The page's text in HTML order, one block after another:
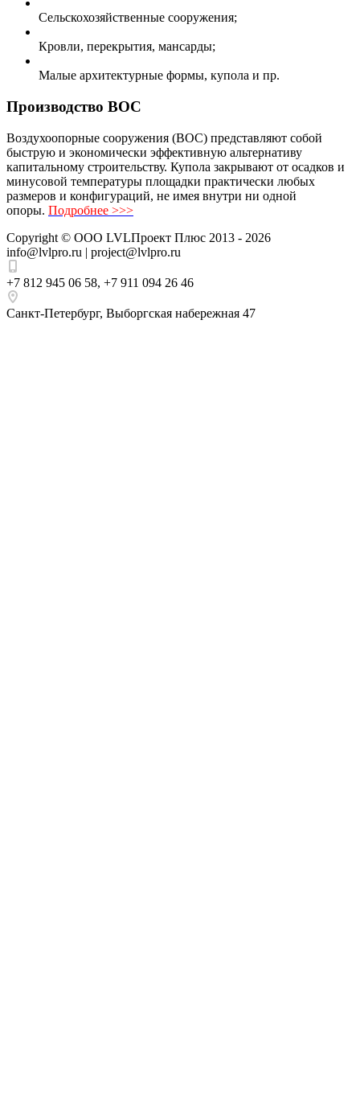
Сельскохозяйственные сооружения;
Кровли, перекрытия, мансарды;
Малые архитектурные формы, купола и пр.
Производство ВОС
Воздухоопорные сооружения (ВОС) представляют собой
быструю и экономически эффективную альтернативу
капитальному строительству. Купола закрывают от осадков и
минусовой температуры площадки практически любых
размеров и конфигураций, не имея внутри ни одной
опоры. Подробнее >>>
Copyright © ООО LVLПроект Плюс 2013 - 2026
info@lvlpro.ru | project@lvlpro.ru
+7 812 945 06 58, +7 911 094 26 46
Санкт-Петербург, Выборгская набережная 47